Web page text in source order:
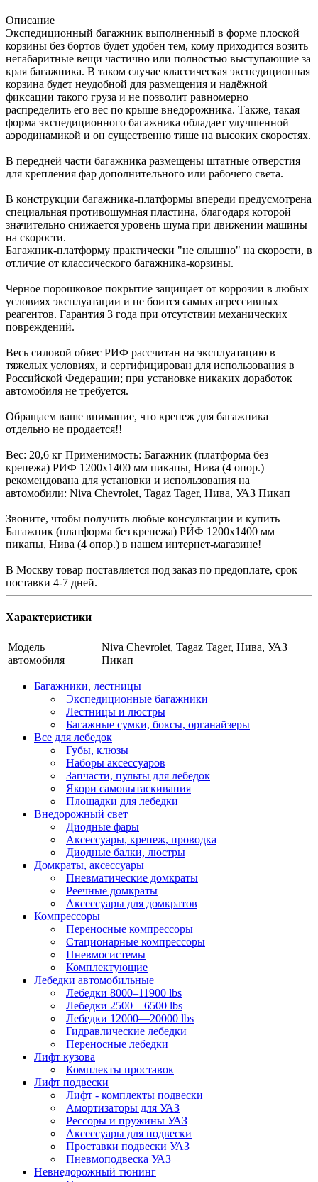
Описание
Экспедиционный багажник выполненный в форме плоской
корзины без бортов будет удобен тем, кому приходится возить
негабаритные вещи частично или полностью выступающие за
края багажника. В таком случае классическая экспедиционная
корзина будет неудобной для размещения и надёжной
фиксации такого груза и не позволит равномерно
распределить его вес по крыше внедорожника. Также, такая
форма экспедиционного багажника обладает улучшенной
аэродинамикой и он существенно тише на высоких скоростях.
В передней части багажника размещены штатные отверстия
для крепления фар дополнительного или рабочего света.
В конструкции багажника-платформы впереди предусмотрена
специальная противошумная пластина, благодаря которой
значительно снижается уровень шума при движении машины
на скорости.
Багажник-платформу практически "не слышно" на скорости, в
отличие от классического багажника-корзины.
Черное порошковое покрытие защищает от коррозии в любых
условиях эксплуатации и не боится самых агрессивных
реагентов. Гарантия 3 года при отсутствии механических
повреждений.
Весь силовой обвес РИФ рассчитан на эксплуатацию в
тяжелых условиях, и сертифицирован для использования в
Российской Федерации; при установке никаких доработок
автомобиля не требуется.
Обращаем ваше внимание, что крепеж для багажника
отдельно не продается!!
Вес: 20,6 кг Применимость: Багажник (платформа без
крепежа) РИФ 1200x1400 мм пикапы, Нива (4 опор.)
рекомендована для установки и использования на
автомобили: Niva Chevrolet, Tagaz Tager, Нива, УАЗ Пикап
Звоните, чтобы получить любые консультации и купить
Багажник (платформа без крепежа) РИФ 1200x1400 мм
пикапы, Нива (4 опор.) в нашем интернет-магазине!
В Москву товар поставляется под заказ по предоплате, срок
поставки 4-7 дней.
Характеристики
Модель
автомобиля
Niva Chevrolet, Tagaz Tager, Нива, УАЗ
Пикап
Багажники, лестницы
Экспедиционные багажники
Лестницы и люстры
Багажные сумки, боксы, органайзеры
Все для лебедок
Губы, клюзы
Наборы аксессуаров
Запчасти, пульты для лебедок
Якори самовытаскивания
Площадки для лебедки
Внедорожный свет
Диодные фары
Аксессуары, крепеж, проводка
Диодные балки, люстры
Домкраты, аксессуары
Пневматические домкраты
Реечные домкраты
Аксессуары для домкратов
Компрессоры
Переносные компрессоры
Стационарные компрессоры
Пневмосистемы
Комплектующие
Лебедки автомобильные
Лебедки 8000–11900 lbs
Лебедки 2500—6500 lbs
Лебедки 12000—20000 lbs
Гидравлические лебедки
Переносные лебедки
Лифт кузова
Комплекты проставок
Лифт подвески
Лифт - комплекты подвески
Амортизаторы для УАЗ
Рессоры и пружины УАЗ
Аксессуары для подвески
Проставки подвески УАЗ
Пневмоподвеска УАЗ
Невнедорожный тюнинг